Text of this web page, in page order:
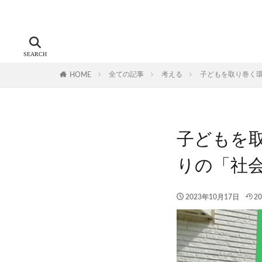
HOME 全ての記事 考える 子どもを取り巻く
子どもを
りの「社
2023年10月17日